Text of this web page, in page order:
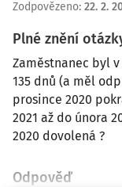
Zodpovězeno: 22. 2.
Plné znění
Zaměstnanec byl
135 dnů (a měl
prosince 2020
2021 až do února
2020 dovolená ?
Odpověď